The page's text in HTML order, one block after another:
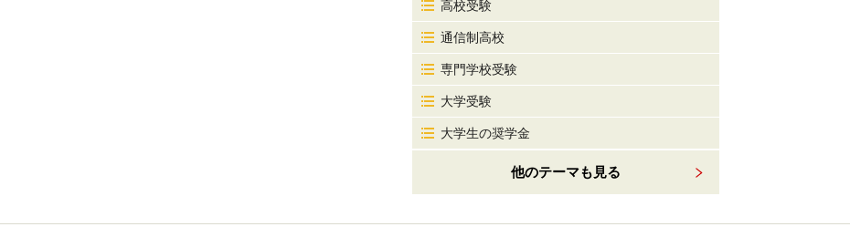
高校受験
通信制高校
専門学校受験
大学受験
大学生の奨学金
他のテーマも見る